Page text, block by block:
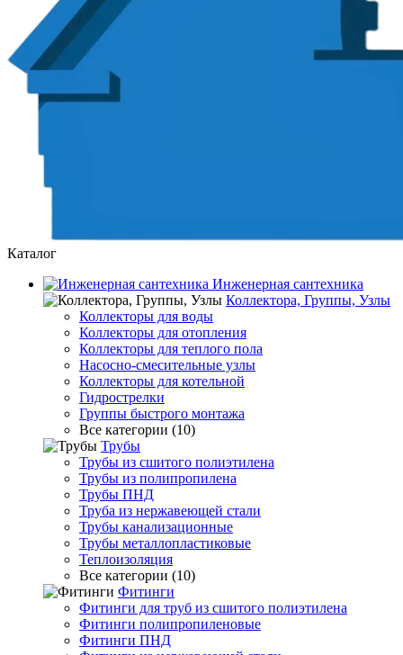
Каталог
Инженерная сантехника
Коллектора, Группы, Узлы
Коллекторы для воды
Коллекторы для отопления
Коллекторы для теплого пола
Насосно-смесительные узлы
Коллекторы для котельной
Гидрострелки
Группы быстрого монтажа
Все категории (10)
Трубы
Трубы из сшитого полиэтилена
Трубы из полипропилена
Трубы ПНД
Труба из нержавеющей стали
Трубы канализационные
Трубы металлопластиковые
Теплоизоляция
Все категории (10)
Фитинги
Фитинги для труб из сшитого полиэтилена
Фитинги полипропиленовые
Фитинги ПНД